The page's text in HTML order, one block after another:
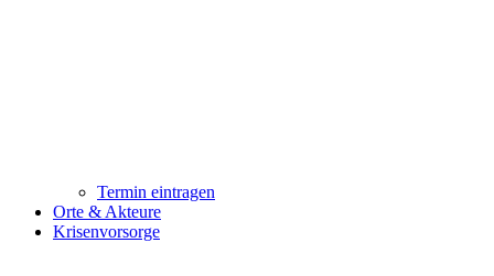
Termin eintragen
Orte & Akteure
Krisenvorsorge